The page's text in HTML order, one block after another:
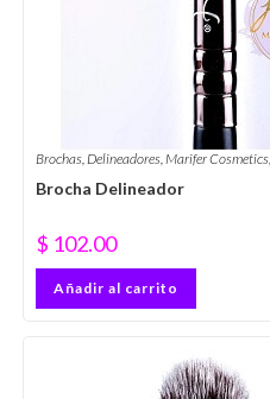
Brochas, Delineadores, Marifer Cosmetics,
Brocha Delineador
$ 102.00
Añadir al carrito